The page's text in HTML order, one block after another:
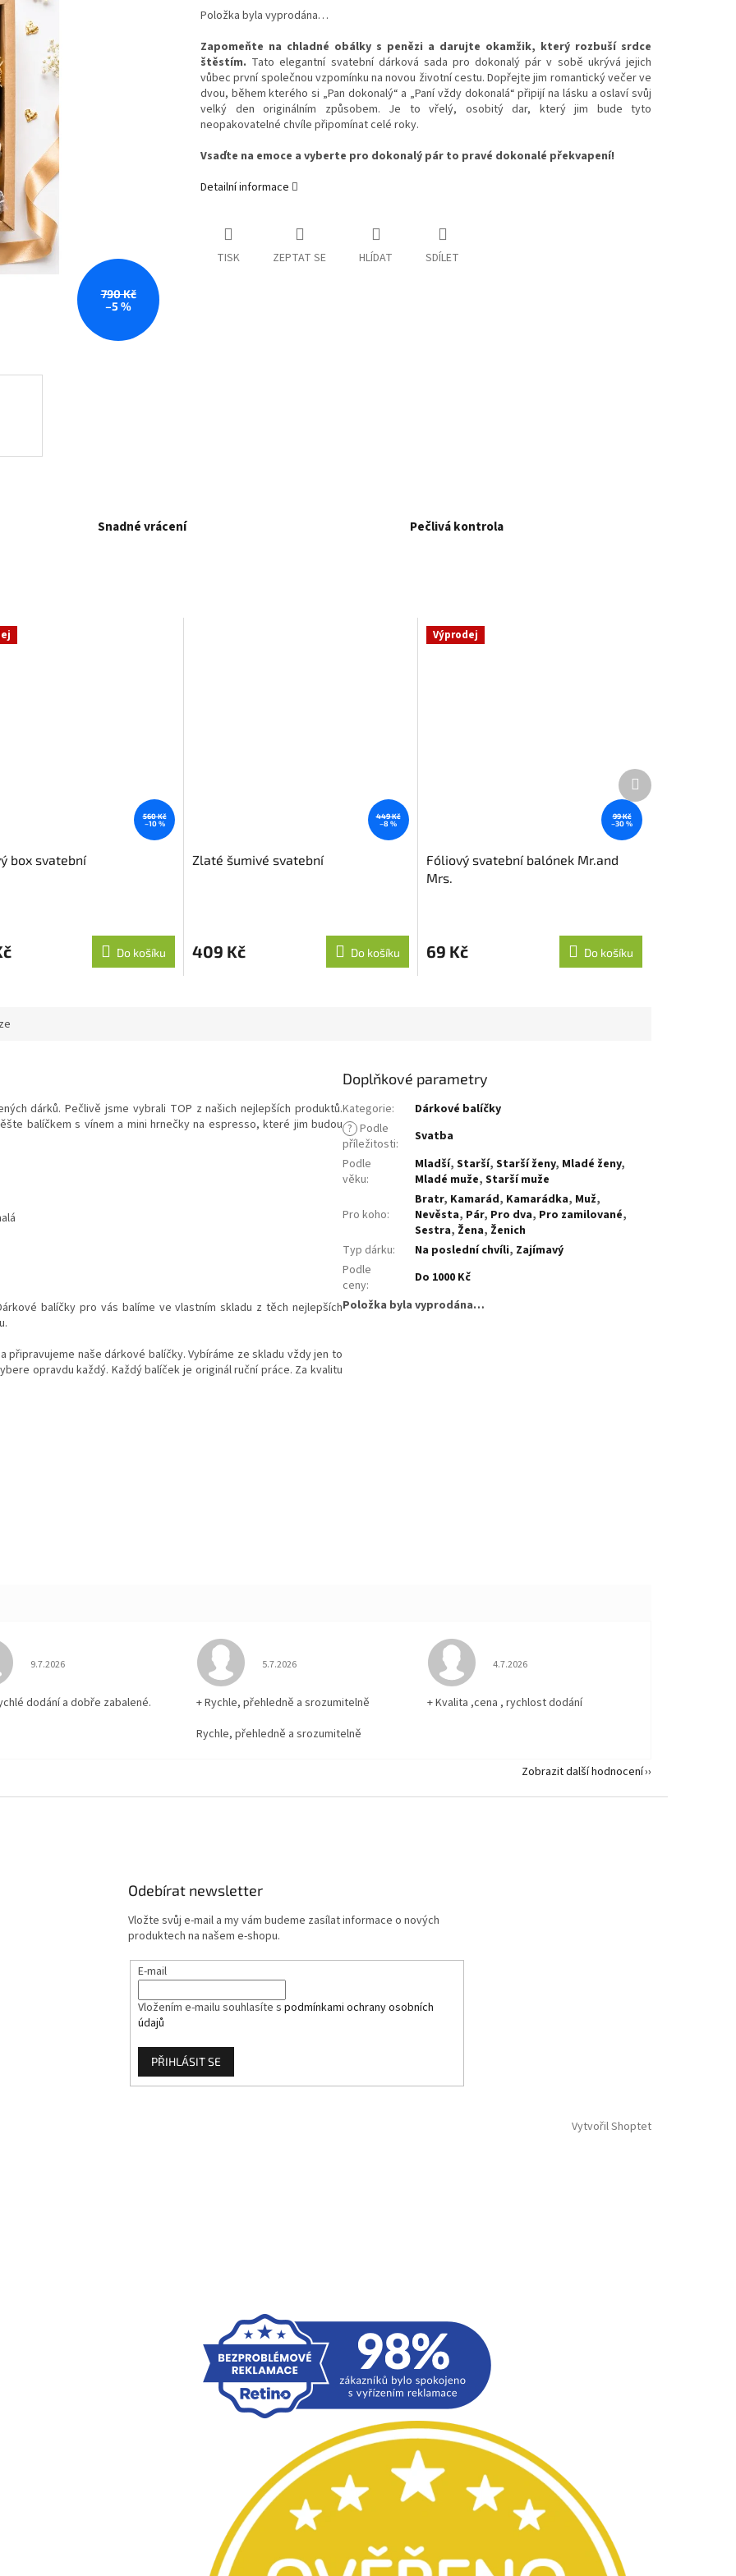
790 Kč
–5 %
Položka byla vyprodána…
Zapomeňte na chladné obálky s penězi a darujte okamžik, který rozbuší srdce
štěstím. Tato elegantní svatební dárková sada pro dokonalý pár v sobě ukrývá jejich
vůbec první společnou vzpomínku na novou životní cestu. Dopřejte jim romantický večer ve
dvou, během kterého si „Pan dokonalý“ a „Paní vždy dokonalá“ připijí na lásku a oslaví svůj
velký den originálním způsobem. Je to vřelý, osobitý dar, který jim bude tyto
neopakovatelné chvíle připomínat celé roky.
Vsaďte na emoce a vyberte pro dokonalý pár to pravé dokonalé překvapení!
Detailní informace
TISK ZEPTAT SE HLÍDAT SDÍLET
Snadné vrácení Pečlivá kontrola
560 Kč
–10 %
box svatební
Do košíku
449 Kč
–8 %
Zlaté šumivé svatební
409 Kč Do košíku
Výprodej
99 Kč
–30 %
Fóliový svatební balónek Mr.and
Mrs.
69 Kč Do košíku
Další
produkt
dárků. Pečlivě jsme vybrali TOP z našich nejlepších produktů.
balíčkem s vínem a mini hrnečky na espresso, které jim budou
balíčky pro vás balíme ve vlastním skladu z těch nejlepších
připravujeme naše dárkové balíčky. Vybíráme ze skladu vždy jen to
opravdu každý. Každý balíček je originál ruční práce. Za kvalitu
Doplňkové parametry
Kategorie:
Dárkové balíčky
? Podle
příležitosti:
Svatba
Podle
věku:
Mladší,Starší,Starší ženy, Mladé ženy,
Mladé muže,Starší muže
Pro koho:
Bratr, Kamarád, Kamarádka, Muž,
Nevěsta, Pár, Pro dva, Pro zamilované,
Sestra, Žena, Ženich
Typ dárku: Na poslední chvíli, Zajímavý
Podle
ceny:
Do 1000 Kč
Položka byla vyprodána…
Hodnocení obchodu je 5 z 5 hvězdiček.
9.7.2026
dodání a dobře zabalené.
Hodnocení obchodu je 5 z 5 hvězdiček.
5.7.2026
+ Rychle, přehledně a srozumitelně
Rychle, přehledně a srozumitelně
Hodnocení obchodu je 5 z 5 hvězdiček.
4.7.2026
+ Kvalita ,cena , rychlost dodání
Zobrazit další hodnocení
Odebírat newsletter
Vložte svůj e-mail a my vám budeme zasílat informace o nových
produktech na našem e-shopu.
E-mail
Vložením e-mailu souhlasíte s podmínkami ochrany osobních
údajů
PŘIHLÁSIT SE
Vytvořil Shoptet